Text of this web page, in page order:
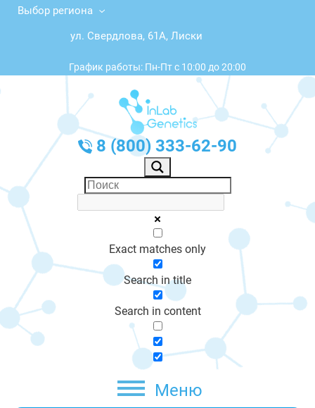
Выбор региона
ул. Свердлова, 61А, Лиски
График работы: Пн-Пт с 10:00 до 20:00
8 (800) 333-62-90
Exact matches only
Search in title
Search in content
Меню